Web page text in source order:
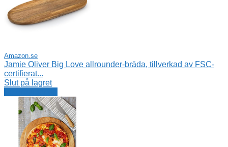
Amazon.se
Jamie Oliver Big Love allrounder-bräda, tillverkad av FSC-
certifierat...
Slut på lagret